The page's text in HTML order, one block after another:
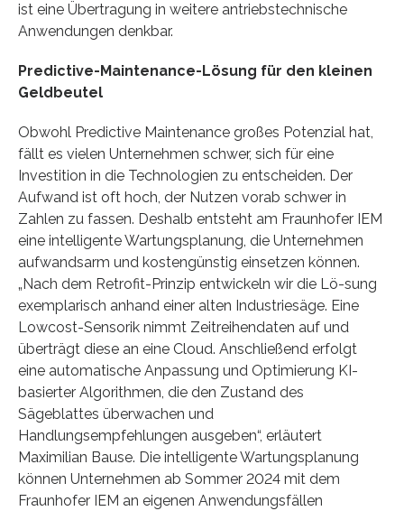
ist eine Übertragung in weitere antriebstechnische
Anwendungen denkbar.
Predictive-Maintenance-Lösung für den kleinen
Geldbeutel
Obwohl Predictive Maintenance großes Potenzial hat,
fällt es vielen Unternehmen schwer, sich für eine
Investition in die Technologien zu entscheiden. Der
Aufwand ist oft hoch, der Nutzen vorab schwer in
Zahlen zu fassen. Deshalb entsteht am Fraunhofer IEM
eine intelligente Wartungsplanung, die Unternehmen
aufwandsarm und kostengünstig einsetzen können.
„Nach dem Retrofit-Prinzip entwickeln wir die Lö-sung
exemplarisch anhand einer alten Industriesäge. Eine
Lowcost-Sensorik nimmt Zeitreihendaten auf und
überträgt diese an eine Cloud. Anschließend erfolgt
eine automatische Anpassung und Optimierung KI-
basierter Algorithmen, die den Zustand des
Sägeblattes überwachen und
Handlungsempfehlungen ausgeben“, erläutert
Maximilian Bause. Die intelligente Wartungsplanung
können Unternehmen ab Sommer 2024 mit dem
Fraunhofer IEM an eigenen Anwendungsfällen